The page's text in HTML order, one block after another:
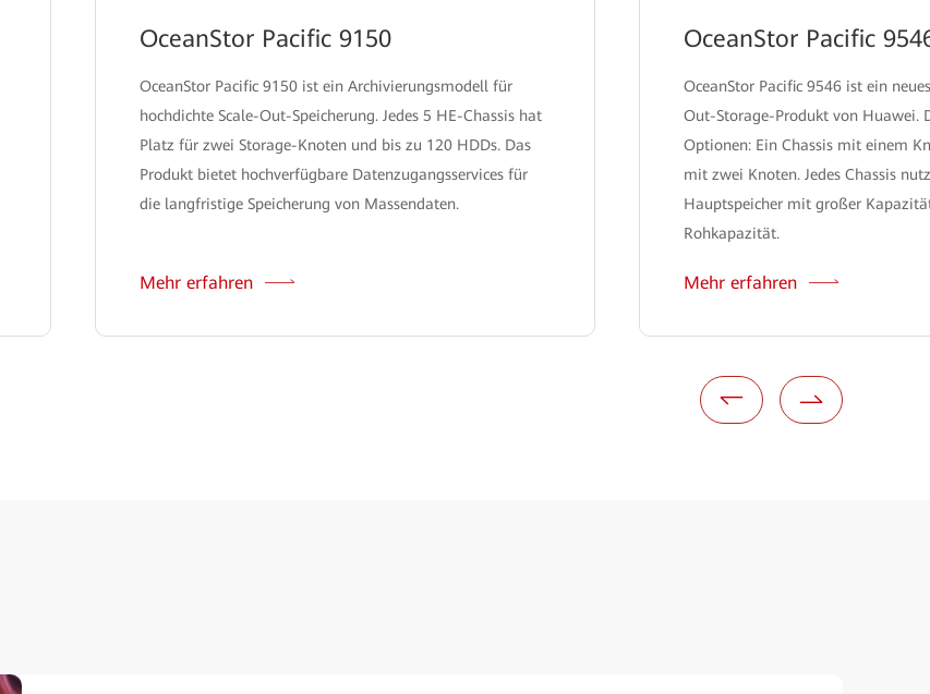
OceanStor Pacific 9150
OceanStor Pacific 9150 ist ein Archivierungsmodell für
hochdichte Scale-Out-Speicherung. Jedes 5 HE-Chassis hat
Platz für zwei Storage-Knoten und bis zu 120 HDDs. Das
Produkt bietet hochverfügbare Datenzugangsservices für
die langfristige Speicherung von Massendaten.
Mehr erfahren
OceanStor Pacific
OceanStor Pacific 9546 ist ein
Out-Storage-Produkt von Huawei.
Optionen: Ein Chassis mit einem
mit zwei Knoten. Jedes Chassis
Hauptspeicher mit großer
Rohkapazität.
Mehr erfahren